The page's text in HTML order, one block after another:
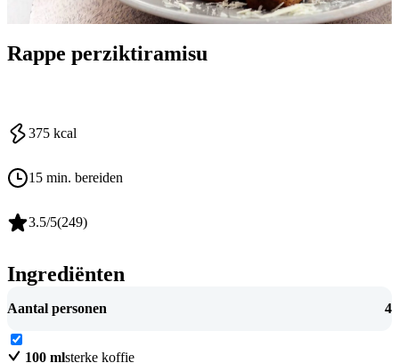
Rappe perziktiramisu
375 kcal
15 min. bereiden
3.5/5(249)
Ingrediënten
Aantal personen 4
100 mlsterke koffie